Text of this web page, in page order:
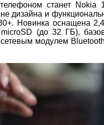
станет Nokia
дизайна и
Новинка оснащена
(до 32 ГБ),
модулем